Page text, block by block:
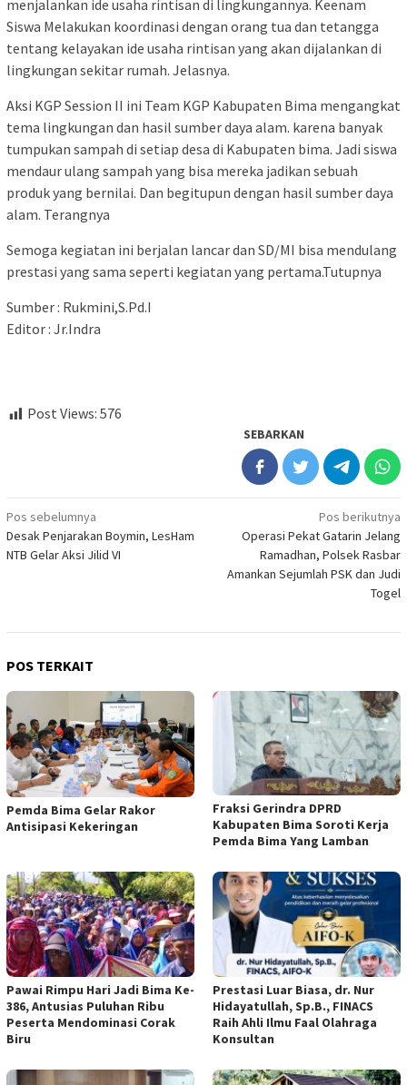
menjalankan ide usaha rintisan di lingkungannya. Keenam
Siswa Melakukan koordinasi dengan orang tua dan tetangga
tentang kelayakan ide usaha rintisan yang akan dijalankan di
lingkungan sekitar rumah. Jelasnya.
Aksi KGP Session II ini Team KGP Kabupaten Bima mengangkat
tema lingkungan dan hasil sumber daya alam. karena banyak
tumpukan sampah di setiap desa di Kabupaten bima. Jadi siswa
mendaur ulang sampah yang bisa mereka jadikan sebuah
produk yang bernilai. Dan begitupun dengan hasil sumber daya
alam. Terangnya
Semoga kegiatan ini berjalan lancar dan SD/MI bisa mendulang
prestasi yang sama seperti kegiatan yang pertama.Tutupnya
Sumber : Rukmini,S.Pd.I
Editor : Jr.Indra
Post Views: 576
SEBARKAN
Navigasi
pos
Pos sebelumnya
Desak Penjarakan Boymin, LesHam
NTB Gelar Aksi Jilid VI
Pos berikutnya
Operasi Pekat Gatarin Jelang
Ramadhan, Polsek Rasbar
Amankan Sejumlah PSK dan Judi
Togel
POS TERKAIT
Pemda Bima Gelar Rakor
Antisipasi Kekeringan
Fraksi Gerindra DPRD
Kabupaten Bima Soroti Kerja
Pemda Bima Yang Lamban
Pawai Rimpu Hari Jadi Bima Ke-
386, Antusias Puluhan Ribu
Peserta Mendominasi Corak
Biru
Prestasi Luar Biasa, dr. Nur
Hidayatullah, Sp.B., FINACS
Raih Ahli Ilmu Faal Olahraga
Konsultan